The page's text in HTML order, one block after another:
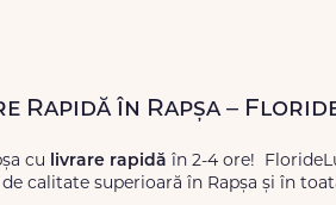
în Rapșa –
cu livrare rapidă în 2-4 ore!
de calitate superioară în Rapșa și în